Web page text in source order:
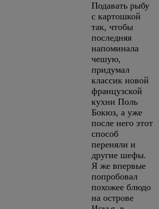
Подавать рыбу
с картошкой
так, чтобы
последняя
напоминала
чешую,
придумал
классик новой
французской
кухни Поль
Бокюз, а уже
после него этот
способ
переняли и
другие шефы.
Я же впервые
попробовал
похожее блюдо
на острове